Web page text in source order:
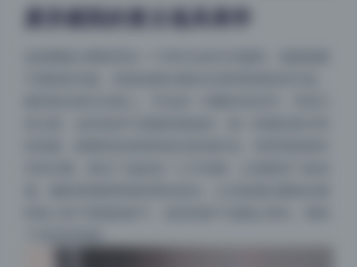
废弃庭院的复古道具美学